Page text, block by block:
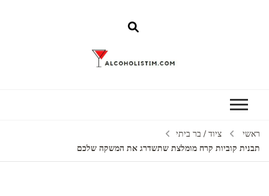
ראשי
ציוד / בר ביתי
תבנית קוביות קרח מומלצת שתשדרג את המשקה שלכם